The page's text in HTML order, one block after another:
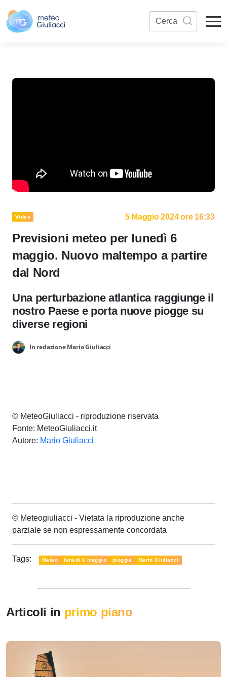
Video 5 Maggio 2024 ore 16:33
Previsioni meteo per lunedì 6
maggio. Nuovo maltempo a partire
dal Nord
Una perturbazione atlantica raggiunge il
nostro Paese e porta nuove piogge su
diverse regioni
In redazione Mario Giuliacci
© MeteoGiuliacci - riproduzione riservata
Fonte: MeteoGiuliacci.it
Autore: Mario Giuliacci
© Meteogiuliacci - Vietata la riproduzione anche
parziale se non espressamente concordata
Tags: Meteo lunedì 6 maggio pioggia Mario Giuliacci
Articoli in primo piano